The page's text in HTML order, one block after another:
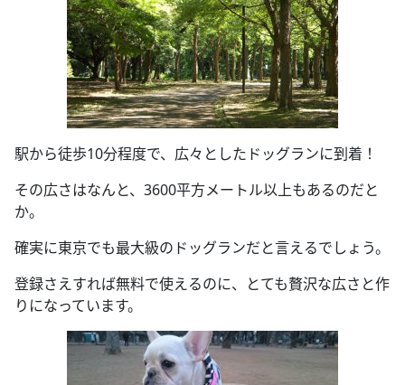
駅から徒歩10分程度で、広々としたドッグランに到着！
その広さはなんと、3600平方メートル以上もあるのだと
か。
確実に東京でも最大級のドッグランだと言えるでしょう。
登録さえすれば無料で使えるのに、とても贅沢な広さと作
りになっています。